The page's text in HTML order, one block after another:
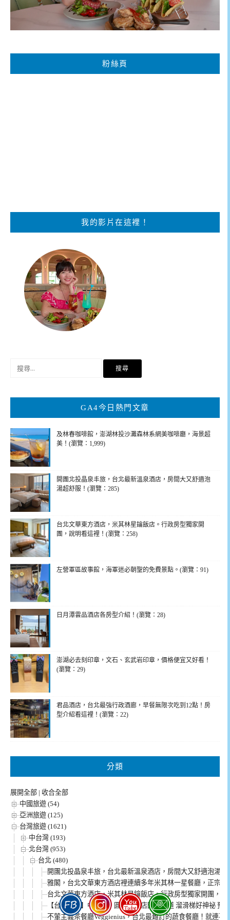
粉絲頁
我的影片在這裡！
鍵
GA4今日熱門文章
及林春咖啡館，澎湖林投沙灘森林系網美咖啡廳，海景超
美！(瀏覽：1,999)
開團北投晶泉丰旅，台北最新溫泉酒店，房間大又舒適泡
湯超舒服！(瀏覽：285)
台北文華東方酒店，米其林星鑰飯店。行政房型獨家開
團，說明看這裡！(瀏覽：258)
左營軍區故事館，海軍迷必朝聖的免費景點。(瀏覽：91)
日月潭雲品酒店各房型介紹！(瀏覽：28)
澎湖必去刻印章，文石、玄武岩印章，價格便宜又好看！
(瀏覽：29)
君品酒店，台北最強行政酒廊，早餐無限次吃到12點！房
型介紹看這裡！(瀏覽：22)
分類
展開全部 | 收合全部
中國旅遊 (54)
亞洲旅遊 (125)
台灣旅遊 (1621)
中台灣 (193)
北台灣 (953)
台北 (480)
開團北投晶泉丰旅，台北最新溫泉酒店，房間大又舒適泡湯超
雅閣，台北文華東方酒店裡連續多年米其林一星餐廳，正宗粵
台北文華東方酒店，米其林星鑰飯店。行政房型獨家開團，說
【台北景點】中山區。圓山大飯店圓山密道 溜滑梯好神祕 預
不葷主義茶餐廳Veggienius，台北最難訂的蔬食餐廳！就連不